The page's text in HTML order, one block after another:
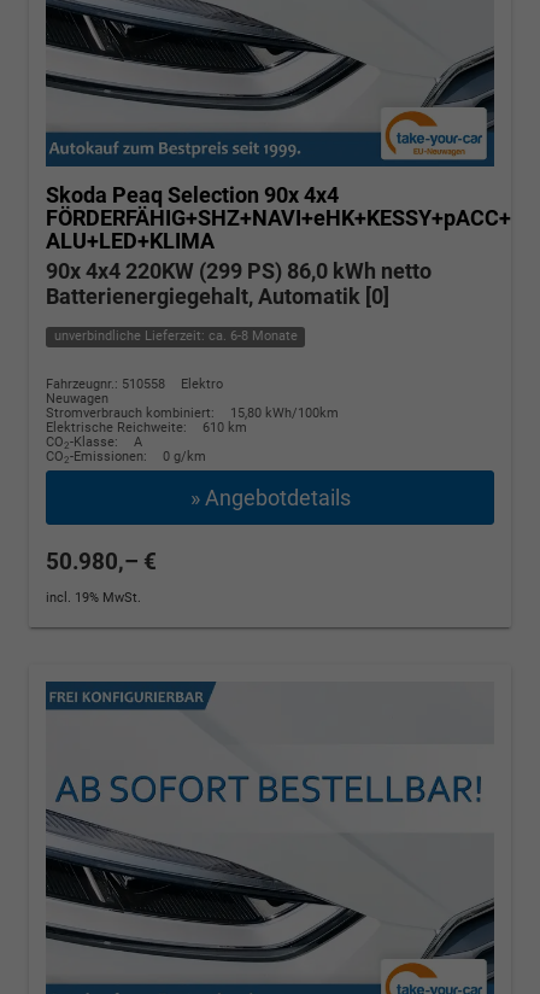
Skoda Peaq Selection 90x 4x4
ALU+LED+KLIMA
90x 4x4 220KW (299 PS) 86,0 kWh netto
Batterienergiegehalt, Automatik [0]
unverbindliche Lieferzeit: ca. 6-8 Monate
Fahrzeugnr.: 510558
Elektro
Neuwagen
Stromverbrauch kombiniert:
15,80 kWh/100km
Elektrische Reichweite:
610 km
CO2-Klasse:
A
CO2-Emissionen: 0 g/km
» Angebotdetails
50.980,– €
incl. 19% MwSt.